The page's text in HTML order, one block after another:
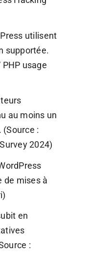
utilisent
supportée.
usage
au moins un
:
2024)
de mises à
en
: